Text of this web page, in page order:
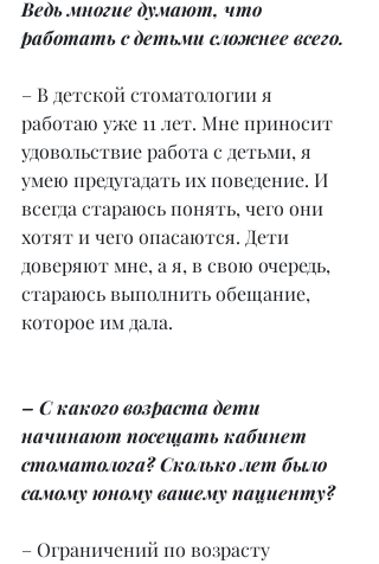
Ведь многие думают, что
работать с детьми сложнее всего.
– В детской стоматологии я
работаю уже 11 лет. Мне приносит
удовольствие работа с детьми, я
умею предугадать их поведение. И
всегда стараюсь понять, чего они
хотят и чего опасаются. Дети
доверяют мне, а я, в свою очередь,
стараюсь выполнить обещание,
которое им дала.
– С какого возраста дети
начинают посещать кабинет
стоматолога? Сколько лет было
самому юному вашему пациенту?
– Ограничений по возрасту